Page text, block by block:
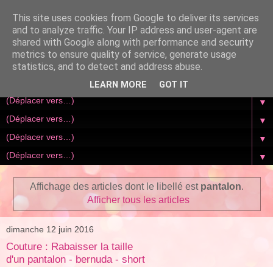
▼
▼
▼
▼
Affichage des articles dont le libellé est pantalon.
Afficher tous les articles
dimanche 12 juin 2016
Couture : Rabaisser la taille
d'un pantalon - bernuda - short
This site uses cookies from Google to deliver its services
and to analyze traffic. Your IP address and user-agent are
shared with Google along with performance and security
metrics to ensure quality of service, generate usage
statistics, and to detect and address abuse.
LEARN MORE GOT IT